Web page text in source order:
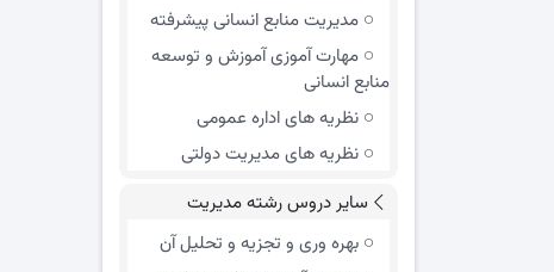
مدیریت منابع انسانی پیشرفته
مهارت آموزی آموزش و توسعه
منابع انسانی
نظریه های اداره عمومی
نظریه های مدیریت دولتی
سایر دروس رشته مدیریت
بهره وری و تجزیه و تحلیل آن